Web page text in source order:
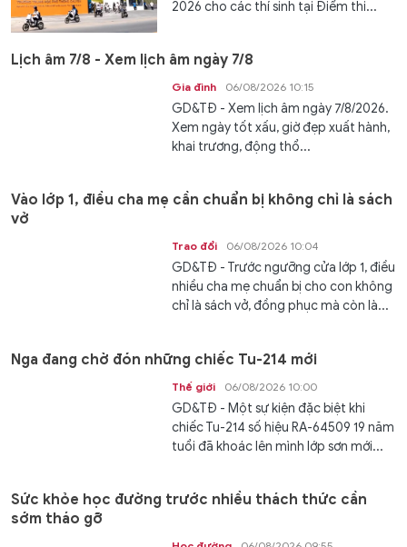
2026 cho các thí sinh tại Điểm thi...
Lịch âm 7/8 - Xem lịch âm ngày 7/8
Gia đình 06/08/2026 10:15
GD&TĐ - Xem lịch âm ngày 7/8/2026.
Xem ngày tốt xấu, giờ đẹp xuất hành,
khai trương, động thổ...
Vào lớp 1, điều cha mẹ cần chuẩn bị không chỉ là sách
vở
Trao đổi 06/08/2026 10:04
GD&TĐ - Trước ngưỡng cửa lớp 1, điều
nhiều cha mẹ chuẩn bị cho con không
chỉ là sách vở, đồng phục mà còn là...
Nga đang chờ đón những chiếc Tu-214 mới
Thế giới 06/08/2026 10:00
GD&TĐ - Một sự kiện đặc biệt khi
chiếc Tu-214 số hiệu RA-64509 19 năm
tuổi đã khoác lên mình lớp sơn mới...
Sức khỏe học đường trước nhiều thách thức cần
sớm tháo gỡ